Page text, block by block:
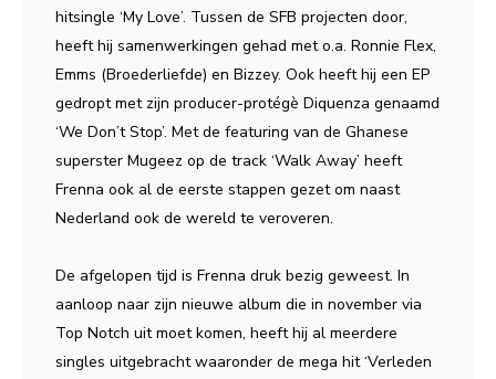
hitsingle ‘My Love’. Tussen de SFB projecten door,
heeft hij samenwerkingen gehad met o.a. Ronnie Flex,
Emms (Broederliefde) en Bizzey. Ook heeft hij een EP
gedropt met zijn producer-protégè Diquenza genaamd
‘We Don’t Stop’. Met de featuring van de Ghanese
superster Mugeez op de track ‘Walk Away’ heeft
Frenna ook al de eerste stappen gezet om naast
Nederland ook de wereld te veroveren.
De afgelopen tijd is Frenna druk bezig geweest. In
aanloop naar zijn nieuwe album die in november via
Top Notch uit moet komen, heeft hij al meerdere
singles uitgebracht waaronder de mega hit ‘Verleden